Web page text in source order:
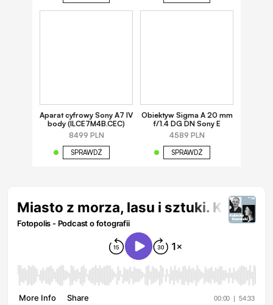
Aparat cyfrowy Sony A7 IV
body (ILCE7M4B.CEC)
8499 PLN
SPRAWDŹ
Obiektyw Sigma A 20 mm
f/1.4 DG DN Sony E
4589 PLN
SPRAWDŹ